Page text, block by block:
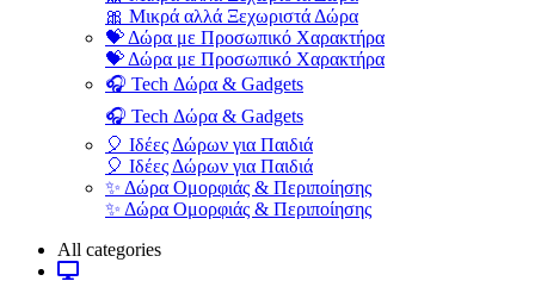
🎀 Μικρά αλλά Ξεχωριστά Δώρα
💝 Δώρα με Προσωπικό Χαρακτήρα
💝 Δώρα με Προσωπικό Χαρακτήρα
🎧 Tech Δώρα & Gadgets
🎧 Tech Δώρα & Gadgets
🎈 Ιδέες Δώρων για Παιδιά
🎈 Ιδέες Δώρων για Παιδιά
✨ Δώρα Ομορφιάς & Περιποίησης
✨ Δώρα Ομορφιάς & Περιποίησης
All categories